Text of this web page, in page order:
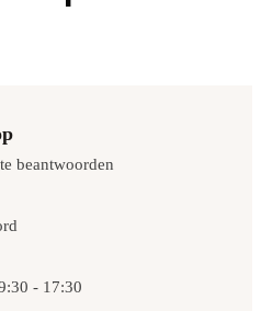
beantwoorden
- 17:30